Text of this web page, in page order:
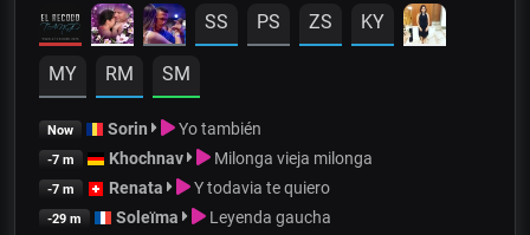
SS PS ZS KY
MY RM SM
Now Sorin Yo también
-7 m Khochnav Milonga vieja milonga
-7 m Renata Y todavia te quiero
-29 m Soleïma Leyenda gaucha